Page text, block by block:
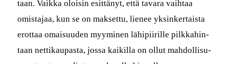
taan. Vaik­ka oloisin esit­tänyt, että tavara vai­h­taa
omis­ta­jaa, kun se on mak­set­tu, lie­nee yksinker­taista
erot­taa omaisu­u­den myymi­nen lähipi­ir­ille pilkkahin­
taan net­tikau­pas­ta, jos­sa kaikil­la on ollut mah­dol­lisu­